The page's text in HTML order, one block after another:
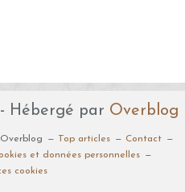
Hébergé par Overblog
Top articles
Contact
et données personnelles
cookies